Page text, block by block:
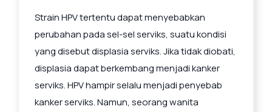
Strain HPV tertentu dapat menyebabkan
perubahan pada sel-sel serviks, suatu kondisi
yang disebut displasia serviks. Jika tidak diobati,
displasia dapat berkembang menjadi kanker
serviks. HPV hampir selalu menjadi penyebab
kanker serviks. Namun, seorang wanita